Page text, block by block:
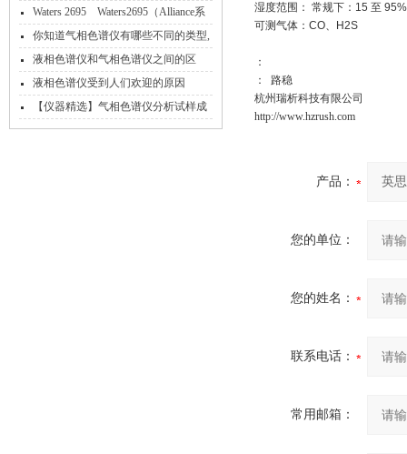
Waters 2695 Waters2695（Alliance系
统）液相色谱仪
你知道气相色谱仪有哪些不同的类型,
对它又该怎样进行保养呢?
液相色谱仪和气相色谱仪之间的区
别，你不得不知道！
液相色谱仪受到人们欢迎的原因
【仪器精选】气相色谱仪分析试样成
分的常用定量方法总结分享
湿度范围： 常规下：15 至
可测气体：CO、H2S
：
： 路稳
杭州瑞析科技有限公司
http://www.hzrush.com
产品：
您的单位：
您的姓名：
联系电话：
常用邮箱：